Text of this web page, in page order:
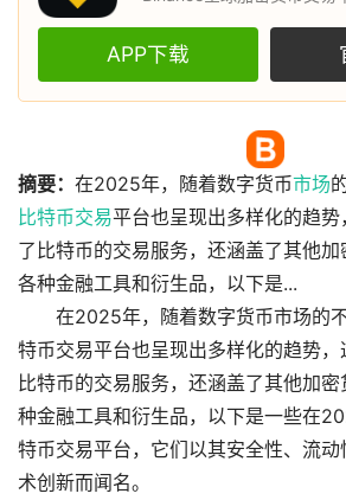
APP下载
摘要： 在2025年，随着数字货币市场
比特币交易平台也呈现出多样化的趋
了比特币的交易服务，还涵盖了其他
各种金融工具和衍生品，以下是...
在2025年，随着数字货币市场的
特币交易平台也呈现出多样化的趋势
比特币的交易服务，还涵盖了其他加
种金融工具和衍生品，以下是一些在
特币交易平台，它们以其安全性、流
术创新而闻名。